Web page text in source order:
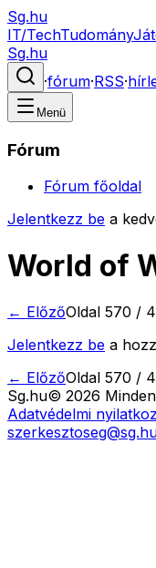
Sg.hu
IT/TechTudomány
Sg.hu
·fórum·RSS·
Menü
Fórum
Fórum főoldal
Jelentkezz be a
World of
← ElőzőOldal 570 /
Jelentkezz be a
← ElőzőOldal 570 /
Sg.hu© 2026
Adatvédelmi